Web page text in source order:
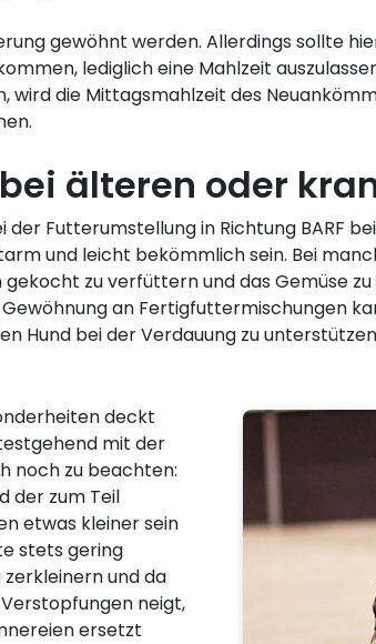
gewöhnt werden. Allerdings sollte
lediglich eine Mahlzeit
die Mittagsmahlzeit des
älteren oder
Futterumstellung in Richtung BARF
und leicht bekömmlich sein. Bei
zu verfüttern und das Gemüse
an Fertigfuttermischungen
Hund bei der Verdauung zu
deckt
mit der
noch zu beachten:
der zum Teil
etwas kleiner sein
stets gering
zerkleinern und da
neigt,
ersetzt